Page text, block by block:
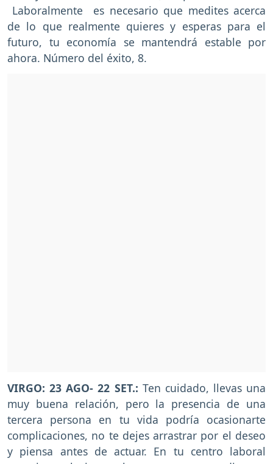
Laboralmente es necesario que medites acerca
de lo que realmente quieres y esperas para el
futuro, tu economía se mantendrá estable por
ahora. Número del éxito, 8.
VIRGO: 23 AGO- 22 SET.: Ten cuidado, llevas una
muy buena relación, pero la presencia de una
tercera persona en tu vida podría ocasionarte
complicaciones, no te dejes arrastrar por el deseo
y piensa antes de actuar. En tu centro laboral